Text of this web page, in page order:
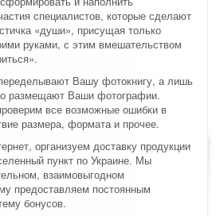
специалистов, которые сделают
«души», присущая только
руками, с этим вмешательством
Вашу фотокнигу, а лишь
размещают Ваши фотографии.
все возможные ошибки в
размера, формата и прочее.
организуем доставку продукции
пункт по Украине. Мы
взаимовыгодном
предоставляем постоянным
бонусов.